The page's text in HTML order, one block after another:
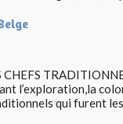
CHEFS
l’exploration,la
qui furent